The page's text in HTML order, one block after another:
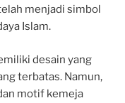
menjadi simbol
Islam.
desain yang
terbatas. Namun,
motif kemeja